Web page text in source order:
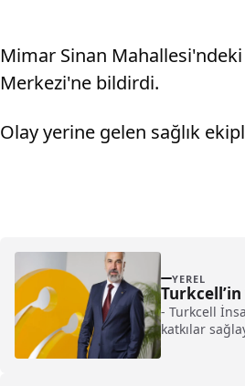
Mimar Sinan
Merkezi'ne bildirdi.
Olay yerine gelen sağlık
YEREL
- Turkcell
katkılar